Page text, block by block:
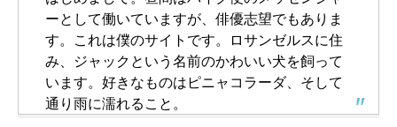
ーとして働いていますが、俳優志望でもありま
す。これは僕のサイトです。ロサンゼルスに住
み、ジャックという名前のかわいい犬を飼って
います。好きなものはピニャコラーダ、そして
通り雨に濡れること。